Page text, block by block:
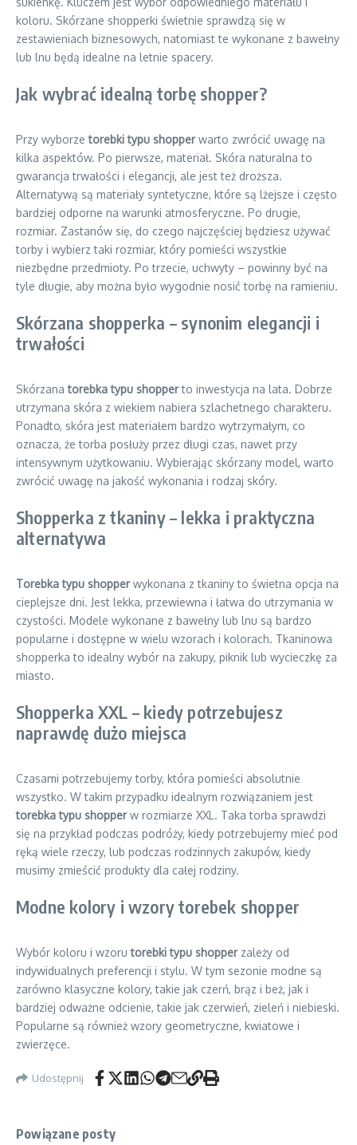
koloru. Skórzane shopperki świetnie sprawdzą się w
zestawieniach biznesowych, natomiast te wykonane z bawełny
lub lnu będą idealne na letnie spacery.
Jak wybrać idealną torbę shopper?
Przy wyborzetorebki typu shopperwarto zwrócić uwagę na
kilka aspektów. Po pierwsze, materiał. Skóra naturalna to
gwarancja trwałości i elegancji, ale jest też droższa.
Alternatywą są materiały syntetyczne, które są lżejsze i często
bardziej odporne na warunki atmosferyczne. Po drugie,
rozmiar. Zastanów się, do czego najczęściej będziesz używać
torby i wybierz taki rozmiar, który pomieści wszystkie
niezbędne przedmioty. Po trzecie, uchwyty – powinny być na
tyle długie, aby można było wygodnie nosić torbę na ramieniu.
Skórzana shopperka – synonim elegancji i
trwałości
Skórzanatorebka typu shopperto inwestycja na lata. Dobrze
utrzymana skóra z wiekiem nabiera szlachetnego charakteru.
Ponadto, skóra jest materiałem bardzo wytrzymałym, co
oznacza, że torba posłuży przez długi czas, nawet przy
intensywnym użytkowaniu. Wybierając skórzany model, warto
zwrócić uwagę na jakość wykonania i rodzaj skóry.
Shopperka z tkaniny – lekka i praktyczna
alternatywa
Torebka typu shopperwykonana z tkaniny to świetna opcja na
cieplejsze dni. Jest lekka, przewiewna i łatwa do utrzymania w
czystości. Modele wykonane z bawełny lub lnu są bardzo
popularne i dostępne w wielu wzorach i kolorach. Tkaninowa
shopperka to idealny wybór na zakupy, piknik lub wycieczkę za
miasto.
Shopperka XXL – kiedy potrzebujesz
naprawdę dużo miejsca
Czasami potrzebujemy torby, która pomieści absolutnie
wszystko. W takim przypadku idealnym rozwiązaniem jest
torebka typu shopperw rozmiarze XXL. Taka torba sprawdzi
się na przykład podczas podróży, kiedy potrzebujemy mieć pod
ręką wiele rzeczy, lub podczas rodzinnych zakupów, kiedy
musimy zmieścić produkty dla całej rodziny.
Modne kolory i wzory torebek shopper
Wybór koloru i wzorutorebki typu shopperzależy od
indywidualnych preferencji i stylu. W tym sezonie modne są
zarówno klasyczne kolory, takie jak czerń, brąz i beż, jak i
bardziej odważne odcienie, takie jak czerwień, zieleń i niebieski.
Popularne są również wzory geometryczne, kwiatowe i
zwierzęce.
Udostępnij
Powiązane posty